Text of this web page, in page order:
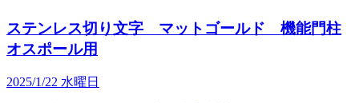
ステンレス切り文字 マットゴールド 機能門柱
オスポール用
2025/1/22 水曜日